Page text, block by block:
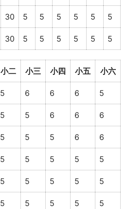
30 5 5 5 5 5 5
30 5 5 5 5 5 5
小二 小三 小四 小五 小六
5 6 6 6 5
5 5 6 6 6
5 5 5 6 6
5 5 5 5 5
5 5 5 5 5
5 5 5 5 5